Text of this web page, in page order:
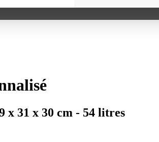
x 31 x 30 cm - 54 litres